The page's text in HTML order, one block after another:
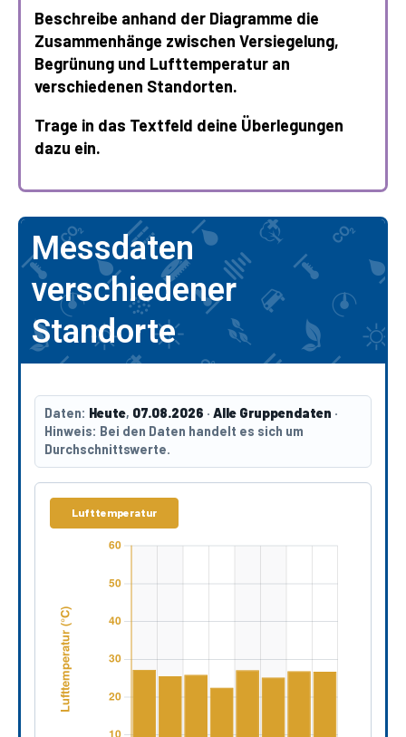
Beschreibe anhand der Diagramme die
Zusammenhänge zwischen Versiegelung,
Begrünung und Lufttemperatur an
verschiedenen Standorten.
Trage in das Textfeld deine Überlegungen
dazu ein.
Messdaten
verschiedener
Standorte
Daten: Heute, 07.08.2026 ·Alle Gruppendaten ·
Hinweis: Bei den Daten handelt es sich um
Durchschnittswerte.
Lufttemperatur